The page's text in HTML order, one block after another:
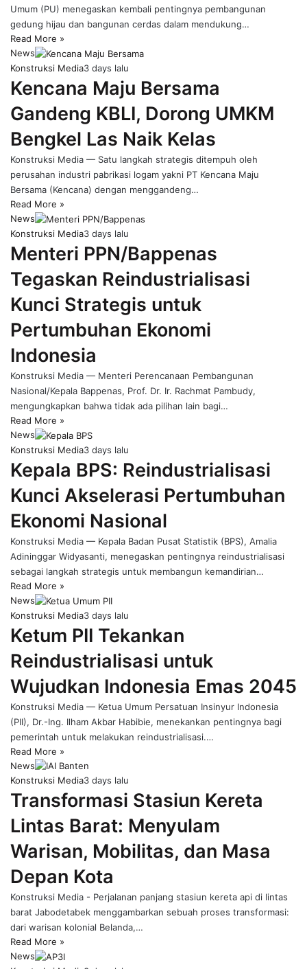
Umum (PU) menegaskan kembali pentingnya pembangunan
gedung hijau dan bangunan cerdas dalam mendukung…
Read More »
News
Konstruksi Media3 days lalu
Kencana Maju Bersama
Gandeng KBLI, Dorong UMKM
Bengkel Las Naik Kelas
Konstruksi Media — Satu langkah strategis ditempuh oleh
perusahan industri pabrikasi logam yakni PT Kencana Maju
Bersama (Kencana) dengan menggandeng…
Read More »
News
Konstruksi Media3 days lalu
Menteri PPN/Bappenas
Tegaskan Reindustrialisasi
Kunci Strategis untuk
Pertumbuhan Ekonomi
Indonesia
Konstruksi Media — Menteri Perencanaan Pembangunan
Nasional/Kepala Bappenas, Prof. Dr. Ir. Rachmat Pambudy,
mengungkapkan bahwa tidak ada pilihan lain bagi…
Read More »
News
Konstruksi Media3 days lalu
Kepala BPS: Reindustrialisasi
Kunci Akselerasi Pertumbuhan
Ekonomi Nasional
Konstruksi Media — Kepala Badan Pusat Statistik (BPS), Amalia
Adininggar Widyasanti, menegaskan pentingnya reindustrialisasi
sebagai langkah strategis untuk membangun kemandirian…
Read More »
News
Konstruksi Media3 days lalu
Ketum PII Tekankan
Reindustrialisasi untuk
Wujudkan Indonesia Emas 2045
Konstruksi Media — Ketua Umum Persatuan Insinyur Indonesia
(PII), Dr.-Ing. Ilham Akbar Habibie, menekankan pentingnya bagi
pemerintah untuk melakukan reindustrialisasi.…
Read More »
News
Konstruksi Media3 days lalu
Transformasi Stasiun Kereta
Lintas Barat: Menyulam
Warisan, Mobilitas, dan Masa
Depan Kota
Konstruksi Media - Perjalanan panjang stasiun kereta api di lintas
barat Jabodetabek menggambarkan sebuah proses transformasi:
dari warisan kolonial Belanda,…
Read More »
News